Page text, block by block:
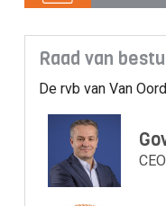
Raad van
De rvb van Van
CEO